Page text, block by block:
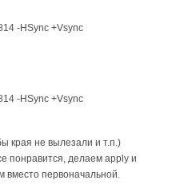
-HSync +Vsync
-HSync +Vsync
края не вылезали и т.п.)
понравится, делаем apply и
вместо первоначальной.